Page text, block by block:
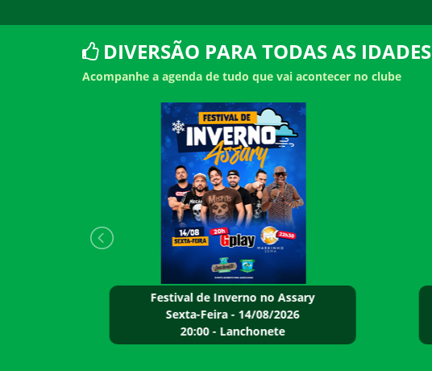
DIVERSÃO PARA TODAS AS IDADES
Acompanhe a agenda de tudo que vai acontecer no clube
Festival de Inverno no Assary
Sexta-Feira - 14/08/2026
20:00 - Lanchonete